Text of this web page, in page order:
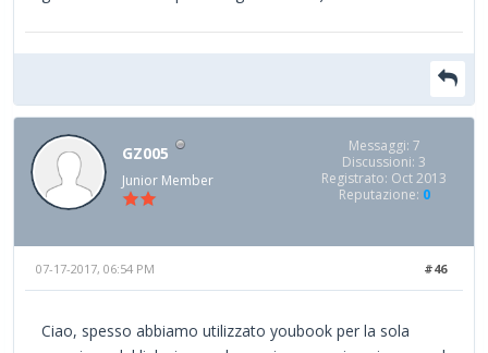
GZ005
Junior Member
Messaggi: 7
Discussioni: 3
Registrato: Oct 2013
Reputazione: 0
#46
07-17-2017, 06:54 PM
Ciao, spesso abbiamo utilizzato youbook per la sola